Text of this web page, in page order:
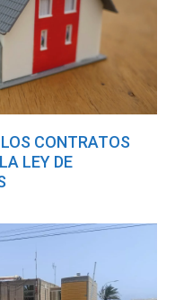
CONTRATOS
LEY DE